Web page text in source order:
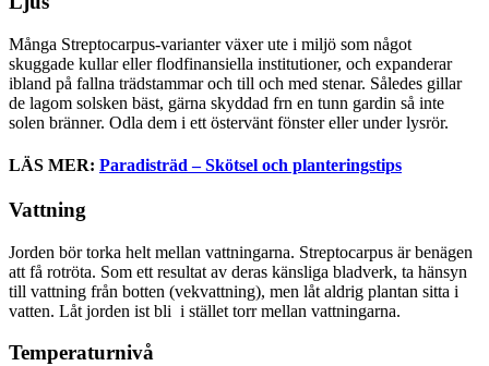
Många Streptocarpus-varianter växer ute i miljö som något
skuggade kullar eller flodfinansiella institutioner, och expanderar
ibland på fallna trädstammar och till och med stenar. Således gillar
de lagom solsken bäst, gärna skyddad frn en tunn gardin så inte
solen bränner. Odla dem i ett östervänt fönster eller under lysrör.
LÄS MER: Paradisträd – Skötsel och planteringstips
Vattning
Jorden bör torka helt mellan vattningarna. Streptocarpus är benägen
att få rotröta. Som ett resultat av deras känsliga bladverk, ta hänsyn
till vattning från botten (vekvattning), men låt aldrig plantan sitta i
vatten. Låt jorden ist bli i stället torr mellan vattningarna.
Temperaturnivå